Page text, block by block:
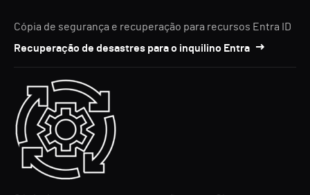
Cópia de segurança e recuperação para recursos Entra ID
Recuperação de desastres para o inquilino Entra